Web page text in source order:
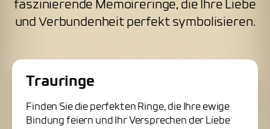
faszinierende Memoireringe, die Ihre Liebe
und Verbundenheit perfekt symbolisieren.
Trauringe
Finden Sie die perfekten Ringe, die Ihre ewige
Bindung feiern und Ihr Versprechen der Liebe